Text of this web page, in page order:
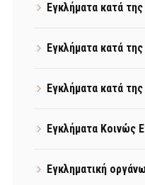
Εγκλήματα κατά
Εγκλήματα κατά
Εγκλήματα κατά της
Εγκλήματα Κοινώς
Εγκληματική